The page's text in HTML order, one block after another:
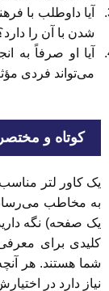
آیا داوطلب با
شدن با آن را
آیا او صرفاً به
می‌تواند فردی
کوتاه و
یک کاور لتر مناسب
کلیدی برای
شما هستند. هر
نیاز دارد در